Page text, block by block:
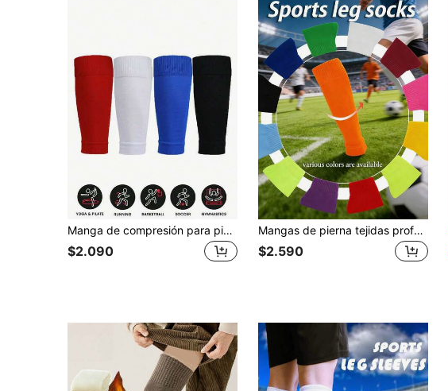
Manga de compresión para piernas unisex, espinillera elástica de fútbol, adecuado como regalo deportivo para el Día de San Valentín
$2.090
Mangas de pierna tejidas profesionales para deportes, soporte de pantorrilla antideslizante, compresión transpirable y absorción de impactos para correr, ciclismo, fútbol
$2.590